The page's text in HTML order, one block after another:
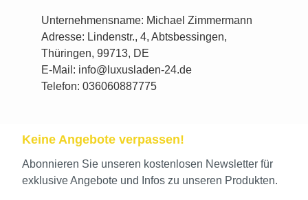
Unternehmensname: Michael Zimmermann
Adresse: Lindenstr., 4, Abtsbessingen,
Thüringen, 99713, DE
E-Mail: info@luxusladen-24.de
Telefon: 036060887775
Keine Angebote verpassen!
Abonnieren Sie unseren kostenlosen Newsletter für
exklusive Angebote und Infos zu unseren Produkten.